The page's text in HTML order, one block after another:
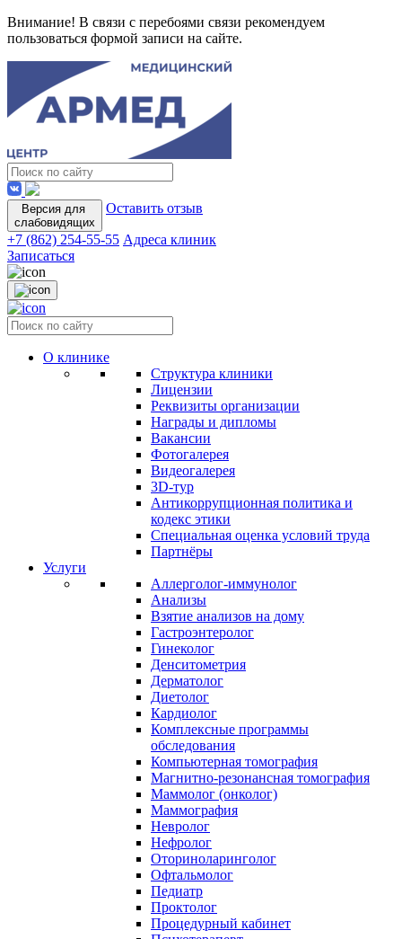
Внимание! В связи с перебоями связи рекомендуем
пользоваться формой записи на сайте.
Версия для
слабовидящих
Оставить отзыв
+7 (862) 254-55-55 Адреса клиник
Записаться
О клинике
Структура клиники
Лицензии
Реквизиты организации
Награды и дипломы
Вакансии
Фотогалерея
Видеогалерея
3D-тур
Антикоррупционная политика и
кодекс этики
Специальная оценка условий труда
Партнёры
Услуги
Аллерголог-иммунолог
Анализы
Взятие анализов на дому
Гастроэнтеролог
Гинеколог
Денситометрия
Дерматолог
Диетолог
Кардиолог
Комплексные программы
обследования
Компьютерная томография
Магнитно-резонансная томография
Маммолог (онколог)
Маммография
Невролог
Нефролог
Оториноларинголог
Офтальмолог
Педиатр
Проктолог
Процедурный кабинет